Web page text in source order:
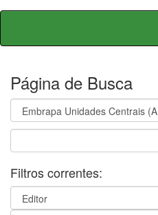
Skip
Página de Busca
Filtros correntes: